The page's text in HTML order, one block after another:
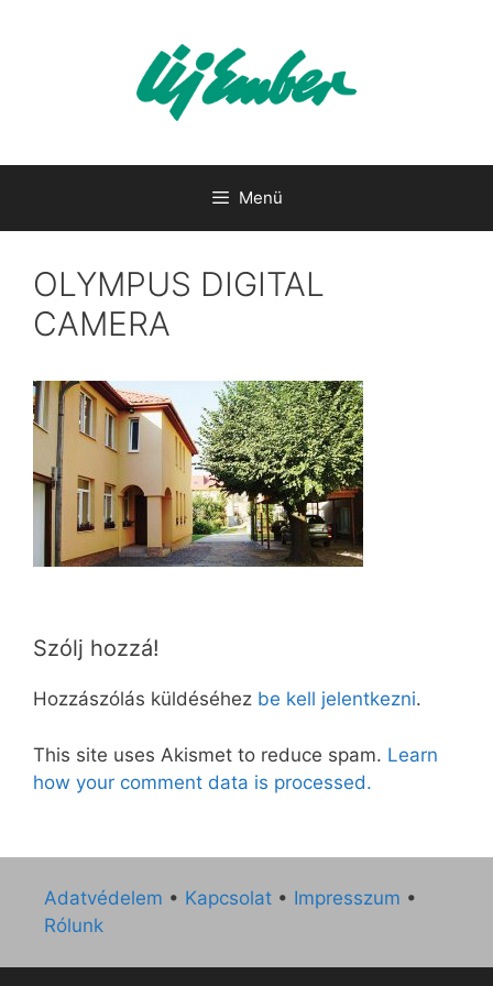
Menü
OLYMPUS DIGITAL
CAMERA
Szólj hozzá!
Hozzászólás küldéséhez be kell jelentkezni.
This site uses Akismet to reduce spam. Learn
how your comment data is processed.
Adatvédelem • Kapcsolat • Impresszum •
Rólunk